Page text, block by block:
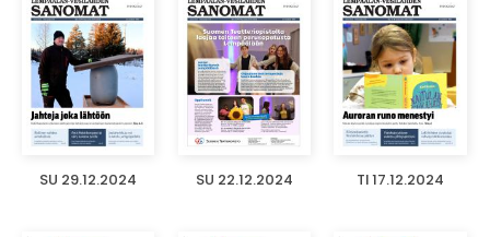
SU 29.12.2024 SU 22.12.2024 TI 17.12.2024